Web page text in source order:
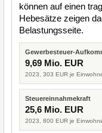
können auf einen
Hebesätze zeigen
Belastungsseite.
Gewerbesteuer-
9,69 Mio. EUR
2023, 303 EUR je
Steuereinnahmekraft
25,6 Mio. EUR
2023, 800 EUR je